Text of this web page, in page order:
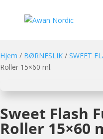
Hjem / BØRNESLIK / SWEET
Roller 15×60 ml.
Sweet Flash
Roller 15×60